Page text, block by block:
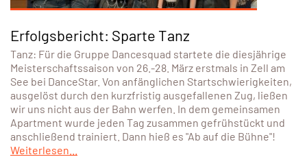
Erfolgsbericht: Sparte Tanz
Tanz: Für die Gruppe Dancesquad startete die diesjährige
Meisterschaftssaison von 26.-28. März erstmals in Zell am
See bei DanceStar. Von anfänglichen Startschwierigkeiten,
ausgelöst durch den kurzfristig ausgefallenen Zug, ließen
wir uns nicht aus der Bahn werfen. In dem gemeinsamen
Apartment wurde jeden Tag zusammen gefrühstückt und
anschließend trainiert. Dann hieß es "Ab auf die Bühne"!
Weiterlesen...